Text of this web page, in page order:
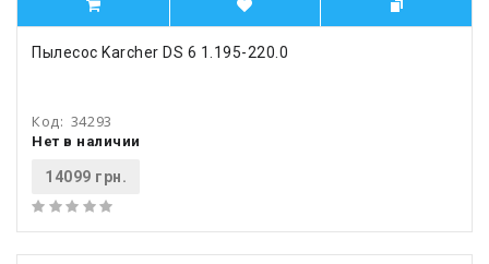
Пылесос Karcher DS 6 1.195-220.0
Код: 34293
Нет в наличии
14099 грн.